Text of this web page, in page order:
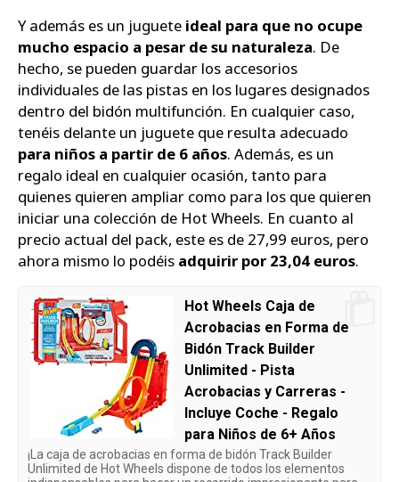
Y además es un juguete ideal para que no ocupe
mucho espacio a pesar de su naturaleza. De
hecho, se pueden guardar los accesorios
individuales de las pistas en los lugares designados
dentro del bidón multifunción. En cualquier caso,
tenéis delante un juguete que resulta adecuado
para niños a partir de 6 años. Además, es un
regalo ideal en cualquier ocasión, tanto para
quienes quieren ampliar como para los que quieren
iniciar una colección de Hot Wheels. En cuanto al
precio actual del pack, este es de 27,99 euros, pero
ahora mismo lo podéis adquirir por 23,04 euros.
Hot Wheels Caja de
Acrobacias en Forma de
Bidón Track Builder
Unlimited - Pista
Acrobacias y Carreras -
Incluye Coche - Regalo
para Niños de 6+ Años
¡La caja de acrobacias en forma de bidón Track Builder
Unlimited de Hot Wheels dispone de todos los elementos